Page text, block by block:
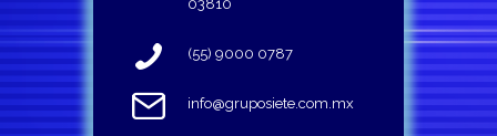
03810
(55) 9000 0787
info@gruposiete.com.mx